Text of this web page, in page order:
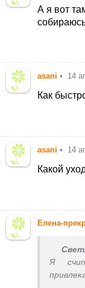
А я вот
asani • 14
Как
asani • 14
Какой
Елена-
Я